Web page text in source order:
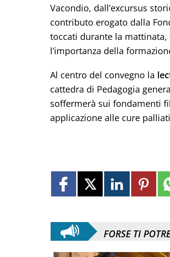
Vacondio, dall’excursus
contributo erogato dalla
toccati durante la
l’importanza della
Al centro del convegno la
cattedra di Pedagogia
soffermerà sui fondamenti
applicazione alle cure
FORSE TI